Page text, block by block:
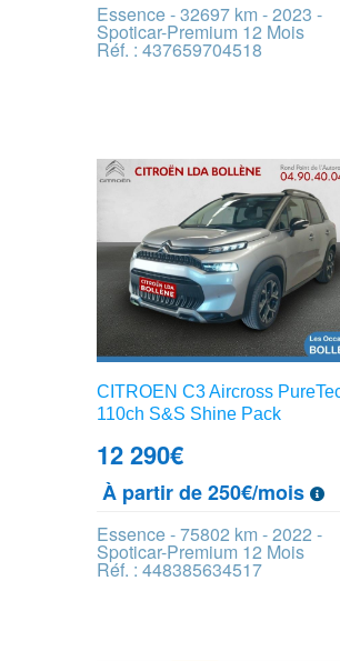
Essence - 32697 km - 2023 -
Spoticar-Premium 12 Mois
Réf. : 437659704518
CITROEN C3 Aircross
110ch S&S Shine Pack
12 290€
À partir de 250€/mois
Essence - 75802 km - 2022 -
Spoticar-Premium 12 Mois
Réf. : 448385634517